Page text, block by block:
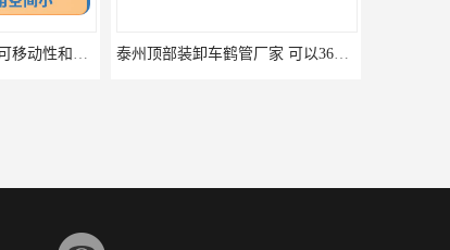
泰州顶部装卸车鹤管厂家 可以360度旋转 能够灵活地适应不同的装卸需求 济宁液下装车鹤管 可以360度旋转 能够灵活地适应不同的装卸需求